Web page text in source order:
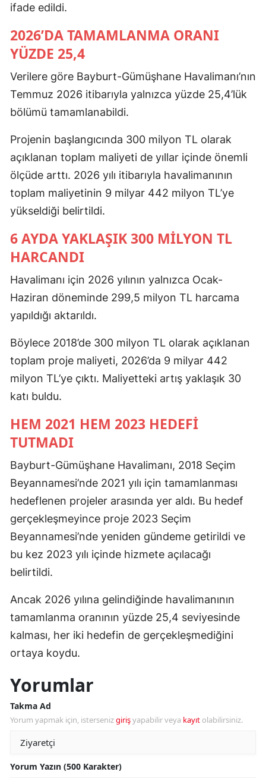
ifade edildi.
2026’DA TAMAMLANMA ORANI
YÜZDE 25,4
Verilere göre Bayburt-Gümüşhane Havalimanı’nın
Temmuz 2026 itibarıyla yalnızca yüzde 25,4’lük
bölümü tamamlanabildi.
Projenin başlangıcında 300 milyon TL olarak
açıklanan toplam maliyeti de yıllar içinde önemli
ölçüde arttı. 2026 yılı itibarıyla havalimanının
toplam maliyetinin 9 milyar 442 milyon TL’ye
yükseldiği belirtildi.
6 AYDA YAKLAŞIK 300 MILYON TL
HARCANDI
Havalimanı için 2026 yılının yalnızca Ocak-
Haziran döneminde 299,5 milyon TL harcama
yapıldığı aktarıldı.
Böylece 2018’de 300 milyon TL olarak açıklanan
toplam proje maliyeti, 2026’da 9 milyar 442
milyon TL’ye çıktı. Maliyetteki artış yaklaşık 30
katı buldu.
HEM 2021 HEM 2023 HEDEFI
TUTMADI
Bayburt-Gümüşhane Havalimanı, 2018 Seçim
Beyannamesi’nde 2021 yılı için tamamlanması
hedeflenen projeler arasında yer aldı. Bu hedef
gerçekleşmeyince proje 2023 Seçim
Beyannamesi’nde yeniden gündeme getirildi ve
bu kez 2023 yılı içinde hizmete açılacağı
belirtildi.
Ancak 2026 yılına gelindiğinde havalimanının
tamamlanma oranının yüzde 25,4 seviyesinde
kalması, her iki hedefin de gerçekleşmediğini
ortaya koydu.
Yorumlar
Takma Ad
Yorum yapmak için, istersenizgirişyapabilir veya kayıt olabilirsiniz.
Yorum Yazın (500 Karakter)